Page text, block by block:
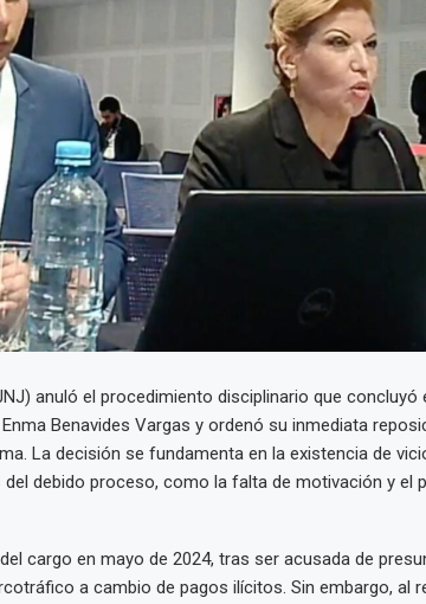
anuló el procedimiento disciplinario que concluyó
Benavides Vargas y ordenó su inmediata
La decisión se fundamenta en la existencia de
debido proceso, como la falta de motivación y el
cargo en mayo de 2024, tras ser acusada de
a cambio de pagos ilícitos. Sin embargo, al